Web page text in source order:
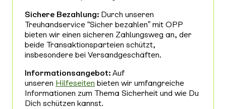
Sichere Bezahlung: Durch unseren
Treuhandservice “Sicher bezahlen” mit OPP
bieten wir einen sicheren Zahlungsweg an, der
beide Transaktionsparteien schützt,
insbesondere bei Versandgeschäften.
Informationsangebot: Auf
unseren Hilfeseiten bieten wir umfangreiche
Informationen zum Thema Sicherheit und wie Du
Dich schützen kannst.